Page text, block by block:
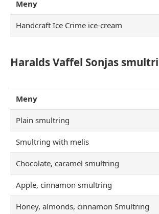
Meny
Handcraft Ice Crime ice-cream
Haralds Vaffel Sonjas
Meny
Plain smultring
Smultring with melis
Chocolate, caramel smultring
Apple, cinnamon smultring
Honey, almonds, cinnamon Smultring